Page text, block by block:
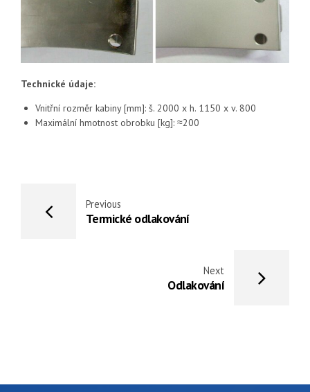
Technické údaje:
Vnitřní rozměr kabiny [mm]: š. 2000 x h. 1150 x v. 800
Maximální hmotnost obrobku [kg]: ≈200
Previous
Termické odlakování
Next
Odlakování